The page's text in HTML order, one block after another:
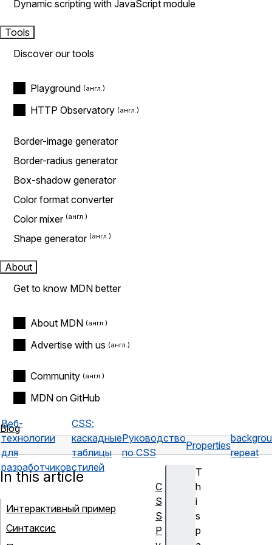
Dynamic scripting with JavaScript module
Tools
Discover our tools
Playground
HTTP Observatory
Border-image generator
Border-radius generator
Box-shadow generator
Color format converter
Color mixer
Shape generator
About
Get to know MDN better
About MDN
Advertise with us
Community
MDN on GitHub
Blog
Веб-
технологии
для
разработчиков
CSS:
каскадные
таблицы
стилей
Руководство
по CSS
Properties
repeat
T
h
i
s
p
In this article
Интерактивный пример
Синтаксис
C
S
S
Р